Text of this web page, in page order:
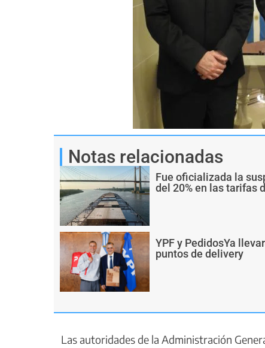
Notas relacionadas
Fue oficializada la
del 20% en las tarifas
YPF y PedidosYa
puntos de delivery
Las autoridades de la Administración